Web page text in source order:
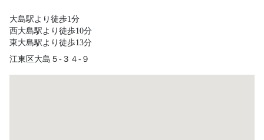
大島駅より徒歩1分
西大島駅より徒歩10分
東大島駅より徒歩13分
江東区大島５‐３４‐９